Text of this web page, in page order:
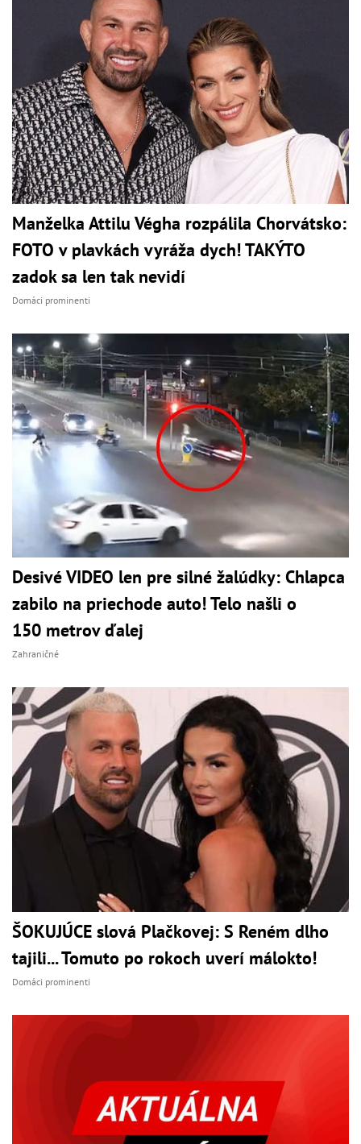
Manželka Attilu Végha rozpálila Chorvátsko:
FOTO v plavkách vyráža dych! TAKÝTO
zadok sa len tak nevidí
Domáci prominenti
Desivé VIDEO len pre silné žalúdky: Chlapca
zabilo na priechode auto! Telo našli o
150 metrov ďalej
Zahraničné
ŠOKUJÚCE slová Plačkovej: S Reném dlho
tajili... Tomuto po rokoch uverí málokto!
Domáci prominenti